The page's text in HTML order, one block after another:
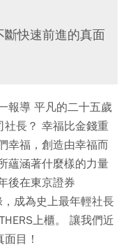
快速前進的真面
報導 平凡的二十五歲
社長？ 幸福比金錢重
幸福，創造由幸福而
蘊涵著什麼樣的力量
後在東京證券
，成為史上最年輕社長
上櫃。 讓我們近
目！